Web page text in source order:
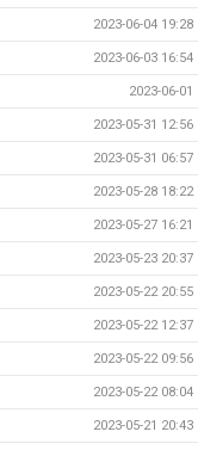
2023-06-04 19:28
2023-06-03 16:54
2023-06-01
2023-05-31 12:56
2023-05-31 06:57
2023-05-28 18:22
2023-05-27 16:21
2023-05-23 20:37
2023-05-22 20:55
2023-05-22 12:37
2023-05-22 09:56
2023-05-22 08:04
2023-05-21 20:43